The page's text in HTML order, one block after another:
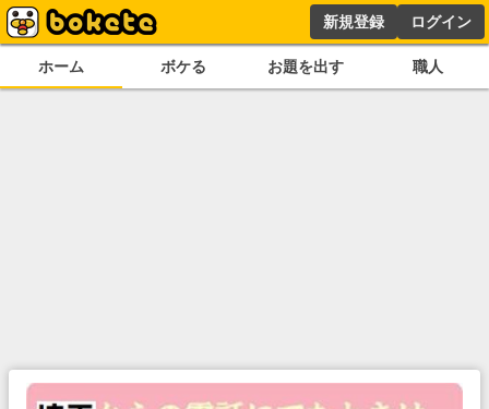
新規登録 ログイン
ホーム ボケる お題を出す 職人